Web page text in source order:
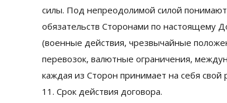
силы. Под непреодолимой силой
обязательств Сторонами по настоящему
(военные действия, чрезвычайные
перевозок, валютные ограничения,
каждая из Сторон принимает на себя свой
11. Срок действия договора.